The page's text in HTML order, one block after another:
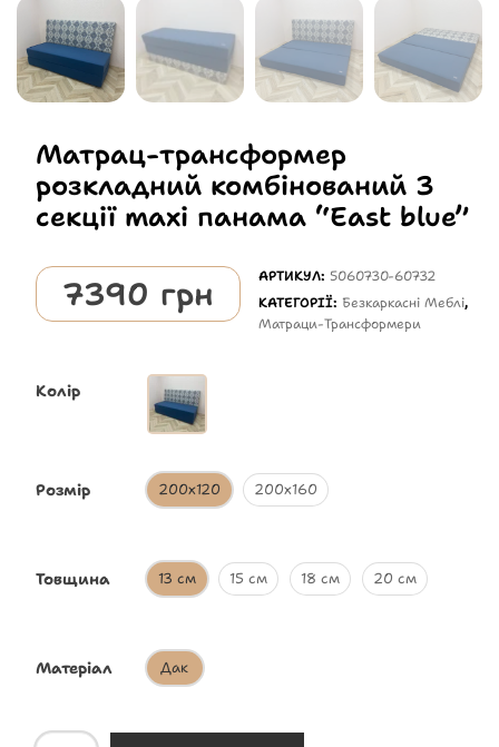
Матрац-трансформер
розкладний комбінований 3
секції maxi панама “East blue”
7390 грн АРТИКУЛ: 5060730-60732
КАТЕГОРІЇ: Безкаркасні Меблі,
Матраци-Трансформери
Колір
Розмір 200х120 200х160
Товщина 13 см 15 см 18 см 20 см
Матеріал Дак